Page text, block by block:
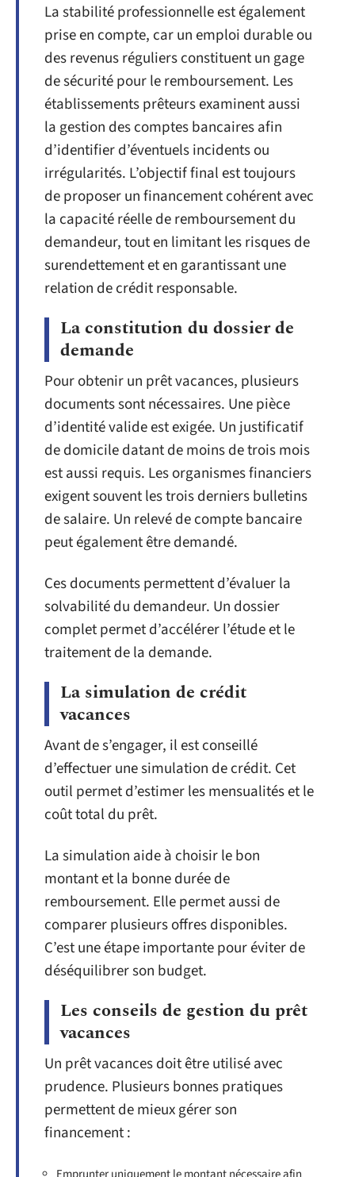
La stabilité professionnelle est également
prise en compte, car un emploi durable ou
des revenus réguliers constituent un gage
de sécurité pour le remboursement. Les
établissements prêteurs examinent aussi
la gestion des comptes bancaires afin
d’identifier d’éventuels incidents ou
irrégularités. L’objectif final est toujours
de proposer un financement cohérent avec
la capacité réelle de remboursement du
demandeur, tout en limitant les risques de
surendettement et en garantissant une
relation de crédit responsable.
La constitution du dossier de
demande
Pour obtenir un prêt vacances, plusieurs
documents sont nécessaires. Une pièce
d’identité valide est exigée. Un justificatif
de domicile datant de moins de trois mois
est aussi requis. Les organismes financiers
exigent souvent les trois derniers bulletins
de salaire. Un relevé de compte bancaire
peut également être demandé.
Ces documents permettent d’évaluer la
solvabilité du demandeur. Un dossier
complet permet d’accélérer l’étude et le
traitement de la demande.
La simulation de crédit
vacances
Avant de s’engager, il est conseillé
d’effectuer une simulation de crédit. Cet
outil permet d’estimer les mensualités et le
coût total du prêt.
La simulation aide à choisir le bon
montant et la bonne durée de
remboursement. Elle permet aussi de
comparer plusieurs offres disponibles.
C’est une étape importante pour éviter de
déséquilibrer son budget.
Les conseils de gestion du prêt
vacances
Un prêt vacances doit être utilisé avec
prudence. Plusieurs bonnes pratiques
permettent de mieux gérer son
financement :